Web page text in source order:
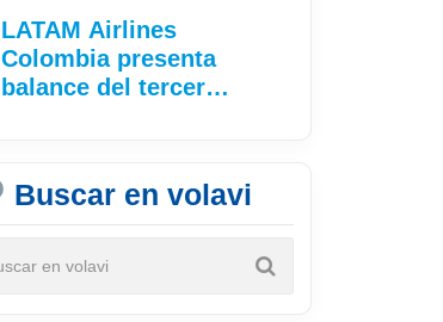
LATAM Airlines
Colombia presenta
balance del tercer…
Buscar en volavi